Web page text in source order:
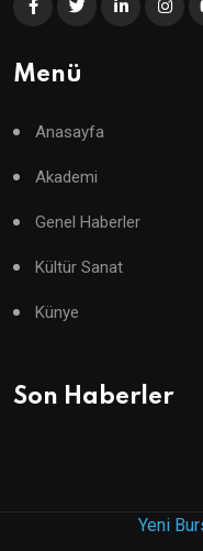
Menü
Anasayfa
Akademi
Genel Haberler
Kültür Sanat
Künye
Son Haberler
Yeni